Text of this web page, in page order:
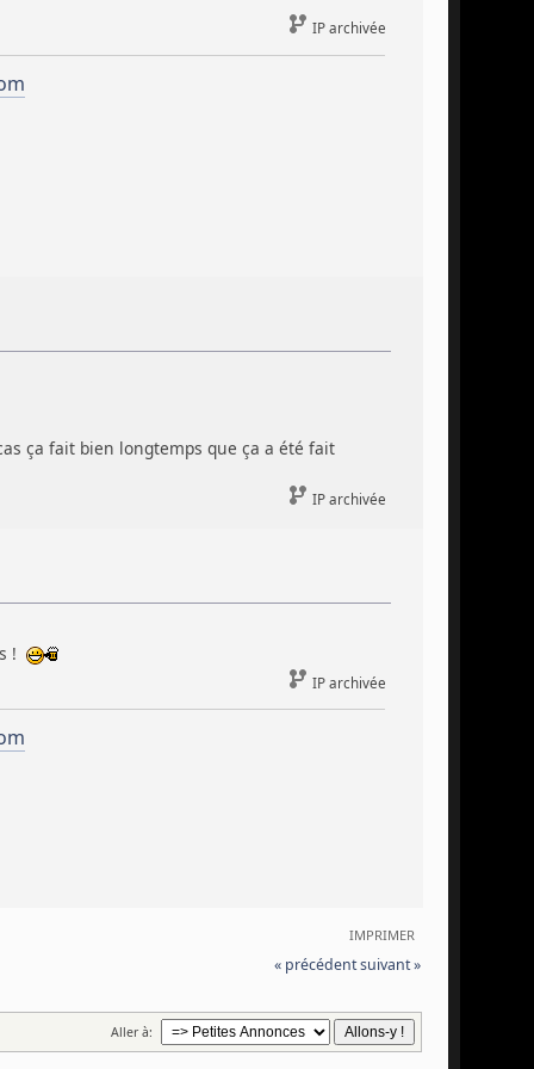
IP archivée
ça fait bien longtemps que ça a été fait
IP archivée
!
IP archivée
IMPRIMER
« précédentsuivant »
Aller à: